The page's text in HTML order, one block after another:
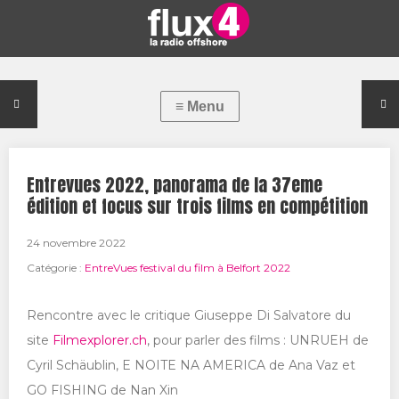
Entrevues 2022, panorama de la 37eme
édition et focus sur trois films en compétition
24 novembre 2022
Catégorie : EntreVues festival du film à Belfort 2022
Rencontre avec le critique Giuseppe Di Salvatore du
site Filmexplorer.ch, pour parler des films : UNRUEH de
Cyril Schäublin, E NOITE NA AMERICA de Ana Vaz et
GO FISHING de Nan Xin